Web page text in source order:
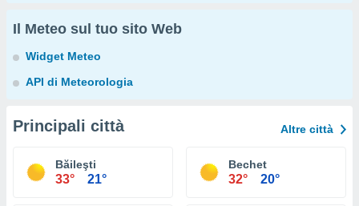
Il Meteo sul tuo sito Web
Widget Meteo
API di Meteorologia
Principali città Altre città
Băileşti
33° 21°
Bechet
32° 20°